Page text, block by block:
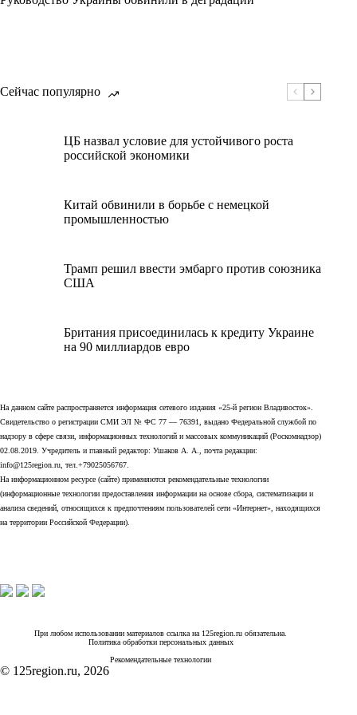
Сейчас популярно
ЦБ назвал условие для устойчивого роста
российской экономики
Китай обвинили в борьбе с немецкой
промышленностью
Трамп решил ввести эмбарго против союзника
США
Британия присоединилась к кредиту Украине
на 90 миллиардов евро
На данном сайте распространяется информация сетевого издания «25-й регион Владивосток».
Свидетельство о регистрации СМИ ЭЛ № ФС 77 — 76391, выдано Федеральной службой по
надзору в сфере связи, информационных технологий и массовых коммуникаций (Роскомнадзор)
02.08.2019. Учредитель и главный редактор: Ушаков А. А., почта редакции:
info@125region.ru, тел.+79025056767.
На информационном ресурсе (сайте) применяются рекомендательные технологии
(информационные технологии предоставления информации на основе сбора, систематизации и
анализа сведений, относящихся к предпочтениям пользователей сети «Интернет», находящихся
на территории Российской Федерации).
При любом использовании материалов ссылка на 125region.ru обязательна.
Политика обработки персональных данных
Рекомендательные технологии
© 125region.ru, 2026